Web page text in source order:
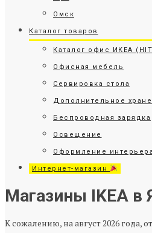
Омск
Каталог товаров
Каталог офис ИКЕА (HIT
Офисная мебель
Сервировка стола
Дополнительное
Беспроводная зарядка
Освещение
Оформление интерьера
Интернет-магазин
Магазины IKEA в
К сожалению, на август 2026 года,